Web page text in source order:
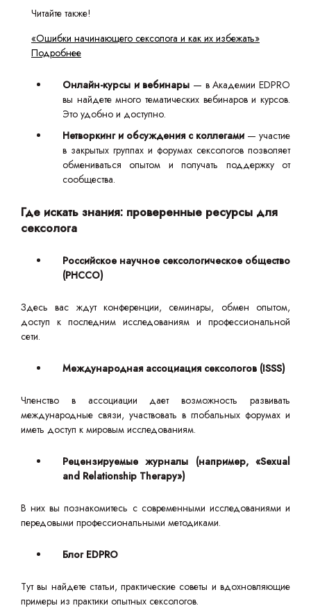
Читайте также!
«Ошибки начинающего сексолога и как их избежать»
Подробнее
Онлайн-курсы и вебинары — в Академии EDPRO
вы найдете много тематических вебинаров и курсов.
Это удобно и доступно.
Нетворкинг и обсуждения с коллегами — участие
в закрытых группах и форумах сексологов позволяет
обмениваться опытом и получать поддержку от
сообщества.
Где искать знания: проверенные ресурсы для
сексолога
Российское научное сексологическое общество
(РНССО)
Здесь вас ждут конференции, семинары, обмен опытом,
доступ к последним исследованиям и профессиональной
сети.
Международная ассоциация сексологов (ISSS)
Членство в ассоциации дает возможность развивать
международные связи, участвовать в глобальных форумах и
иметь доступ к мировым исследованиям.
Рецензируемые журналы (например, «Sexual
and Relationship Therapy»)
В них вы познакомитесь с современными исследованиями и
передовыми профессиональными методиками.
Блог EDPRO
Тут вы найдете статьи, практические советы и вдохновляющие
примеры из практики опытных сексологов.